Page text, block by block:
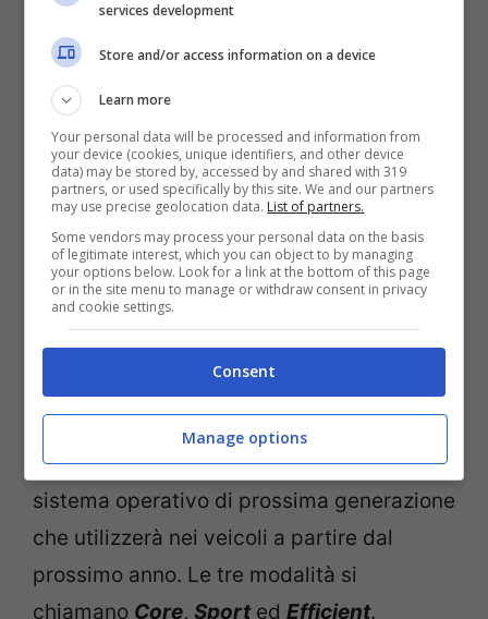
minimalisti come quelli che vediamo qui,
ma mantenere la i4 concentrata sul
guidatore fa parte del piano di BMW. Si
suppone che l’ampio display curvo sia
un’anteprima dei futuri display del marchio
per laiNextcosì come per la i4.
BMW incorpora tre diverse modalità nel
suo elegante display che la casa
automobilistica chiama “Experience
Modes
concept vehicle, BMW dice che questa
configurazione prevede l’anteprima del
sistema operativo di prossima generazione
che utilizzerà nei veicoli a partire dal
prossimo anno. Le tre modalità si
chiamano Core, Sport ed Efficient.
services development
Store and/or access information on a device
Learn more
Your personal data will be processed and information from
your device (cookies, unique identifiers, and other device
data) may be stored by, accessed by and shared with 319
partners, or used specifically by this site. We and our partners
may use precise geolocation data. List of partners.
Some vendors may process your personal data on the basis
of legitimate interest, which you can object to by managing
your options below. Look for a link at the bottom of this page
or in the site menu to manage or withdraw consent in privacy
and cookie settings.
Consent
Manage options